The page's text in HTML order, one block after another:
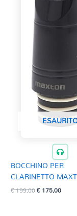
BOCCHINO PER
CLARINETTO
€199,00Il
€175,00Il